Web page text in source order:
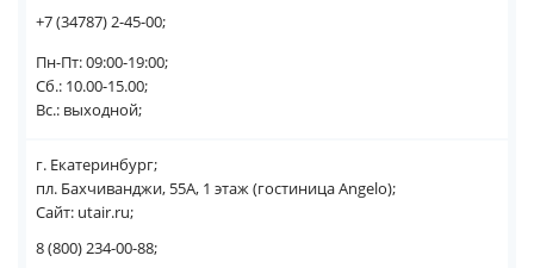
+7 (34787) 2-45-00;
Пн-Пт: 09:00-19:00;
Сб.: 10.00-15.00;
Вс.: выходной;
г. Екатеринбург;
пл. Бахчиванджи, 55А, 1 этаж (гостиница Angelo);
Сайт: utair.ru;
8 (800) 234-00-88;